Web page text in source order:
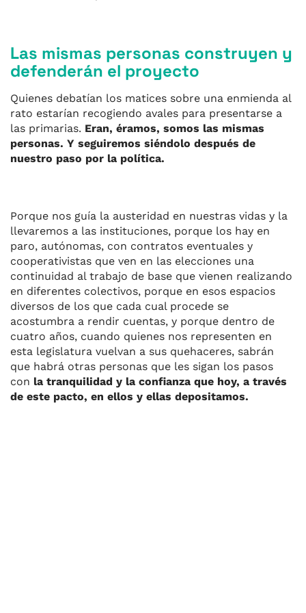
Las mismas personas construyen y
defenderán el proyecto
Quienes debatían los matices sobre una enmienda al
rato estarían recogiendo avales para presentarse a
las primarias. Eran, éramos, somos las mismas
personas. Y seguiremos siéndolo después de
nuestro paso por la política.
Porque nos guía la austeridad en nuestras vidas y la
llevaremos a las instituciones, porque los hay en
paro, autónomas, con contratos eventuales y
cooperativistas que ven en las elecciones una
continuidad al trabajo de base que vienen realizando
en diferentes colectivos, porque en esos espacios
diversos de los que cada cual procede se
acostumbra a rendir cuentas, y porque dentro de
cuatro años, cuando quienes nos representen en
esta legislatura vuelvan a sus quehaceres, sabrán
que habrá otras personas que les sigan los pasos
con la tranquilidad y la confianza que hoy, a través
de este pacto, en ellos y ellas depositamos.